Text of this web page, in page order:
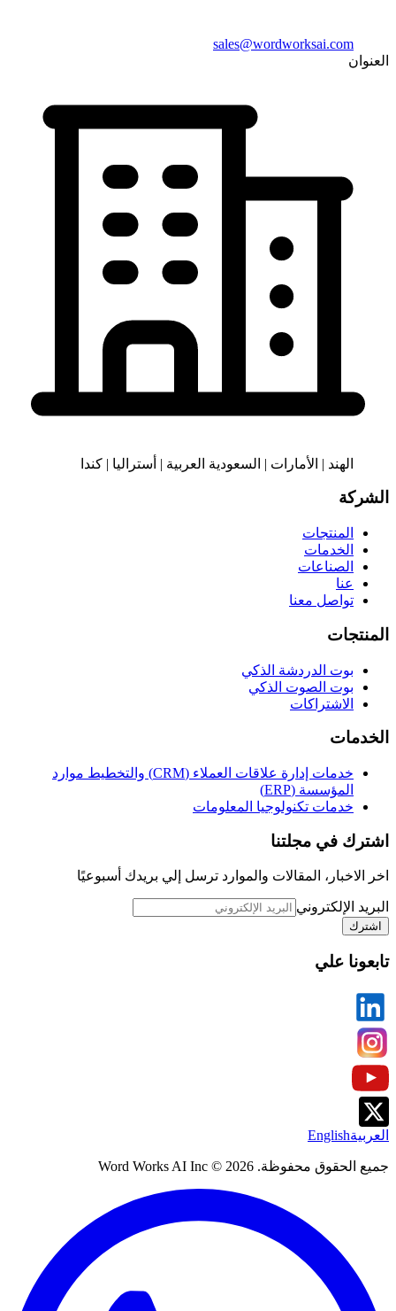
sales@wordworksai.com
العنوان
الهند | الأمارات | السعودية العربية | أستراليا | كندا
الشركة
المنتجات
الخدمات
الصناعات
عنا
تواصل معنا
المنتجات
بوت الدردشة الذكي
بوت الصوت الذكي
الاشتراكات
الخدمات
خدمات إدارة علاقات العملاء (CRM) والتخطيط موارد
المؤسسة (ERP)
خدمات تكنولوجيا المعلومات
اشترك في مجلتنا
اخر الاخبار، المقالات والموارد ترسل إلي بريدك أسبوعيًا
البريد الإلكتروني
اشترك
تابعونا علي
العربيةEnglish
جميع الحقوق محفوظة. Word Works AI Inc © 2026